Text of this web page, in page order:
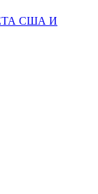
США И